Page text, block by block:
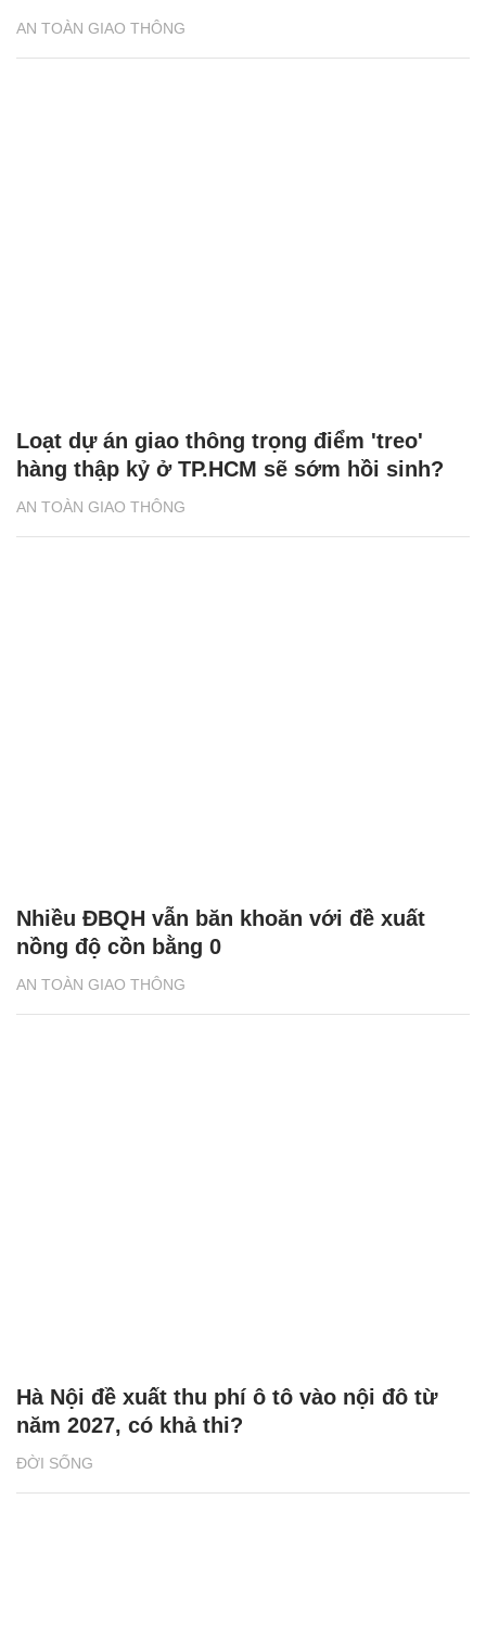
AN TOÀN GIAO THÔNG
AN TOÀN GIAO THÔNG
Loạt dự án giao thông trọng điểm 'treo'
hàng thập kỷ ở TP.HCM sẽ sớm hồi sinh?
AN TOÀN GIAO THÔNG
Nhiều ĐBQH vẫn băn khoăn với đề xuất
nồng độ cồn bằng 0
ĐỜI SỐNG
Hà Nội đề xuất thu phí ô tô vào nội đô từ
năm 2027, có khả thi?